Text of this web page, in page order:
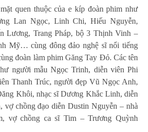
quen thuộc của e kíp đoàn phim như
Lan Ngọc, Linh Chi, Hiếu Nguyễn,
Lương, Trang Pháp, bộ 3 Thịnh Vinh –
Mỹ… cùng đông đảo nghệ sĩ nổi tiếng
đoàn làm phim Găng Tay Đỏ. Các tên
người mẫu Ngọc Trinh, diễn viên Phi
Thanh Trúc, người đẹp Vũ Ngọc Anh,
Khôi, nhạc sĩ Dương Khắc Linh, diễn
vợ chồng đạo diễn Dustin Nguyễn – nhà
vợ chồng ca sĩ Tim – Trương Quỳnh